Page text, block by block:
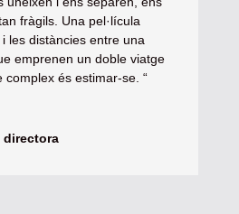
fràgils. Una pel·lícula
les distàncies entre una
emprenen un doble viatge
complex és estimar-se. “
directora